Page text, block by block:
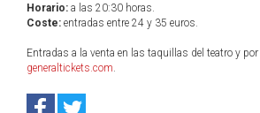
Horario: a las 20:30 horas.
Coste: entradas entre 24 y 35 euros.
Entradas a la venta en las taquillas del teatro y por
generaltickets.com.